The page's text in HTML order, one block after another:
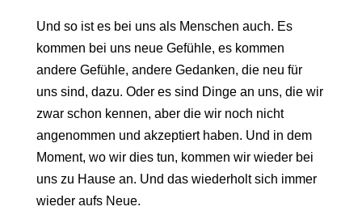
Und so ist es bei uns als Menschen auch. Es
kommen bei uns neue Gefühle, es kommen
andere Gefühle, andere Gedanken, die neu für
uns sind, dazu. Oder es sind Dinge an uns, die wir
zwar schon kennen, aber die wir noch nicht
angenommen und akzeptiert haben. Und in dem
Moment, wo wir dies tun, kommen wir wieder bei
uns zu Hause an. Und das wiederholt sich immer
wieder aufs Neue.